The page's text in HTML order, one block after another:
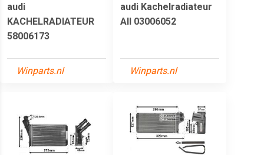
audi
KACHELRADIATEUR
58006173
Winparts.nl
audi Kachelradiateur
All 03006052
Winparts.nl